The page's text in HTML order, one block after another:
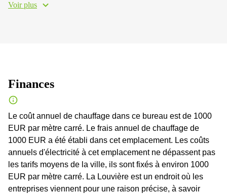
Voir plus
Finances
Le coût annuel de chauffage dans ce bureau est de 1000
EUR par mètre carré. Le frais annuel de chauffage de
1000 EUR a été établi dans cet emplacement. Les coûts
annuels d'électricité à cet emplacement ne dépassent pas
les tarifs moyens de la ville, ils sont fixés à environ 1000
EUR par mètre carré. La Louvière est un endroit où les
entreprises viennent pour une raison précise, à savoir